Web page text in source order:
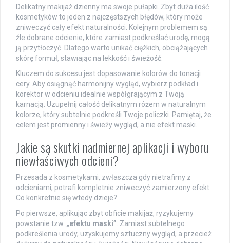
Delikatny makijaż dzienny ma swoje pułapki. Zbyt duża ilość
kosmetyków to jeden z najczęstszych błędów, który może
zniweczyć cały efekt naturalności. Kolejnym problemem są
źle dobrane odcienie, które zamiast podkreślać urodę, mogą
ją przytłoczyć. Dlatego warto unikać ciężkich, obciążających
skórę formuł, stawiając na lekkość i świeżość.
Kluczem do sukcesu jest dopasowanie kolorów do tonacji
cery. Aby osiągnąć harmonijny wygląd, wybierz podkład i
korektor w odcieniu idealnie współgrającym z Twoją
karnacją. Uzupełnij całość delikatnym różem w naturalnym
kolorze, który subtelnie podkreśli Twoje policzki. Pamiętaj, że
celem jest promienny i świeży wygląd, a nie efekt maski.
Jakie są skutki nadmiernej aplikacji i wyboru
niewłaściwych odcieni?
Przesada z kosmetykami, zwłaszcza gdy nietrafimy z
odcieniami, potrafi kompletnie zniweczyć zamierzony efekt.
Co konkretnie się wtedy dzieje?
Po pierwsze, aplikując zbyt obficie makijaż, ryzykujemy
powstanie tzw. „efektu maski” . Zamiast subtelnego
podkreślenia urody, uzyskujemy sztuczny wygląd, a przecież